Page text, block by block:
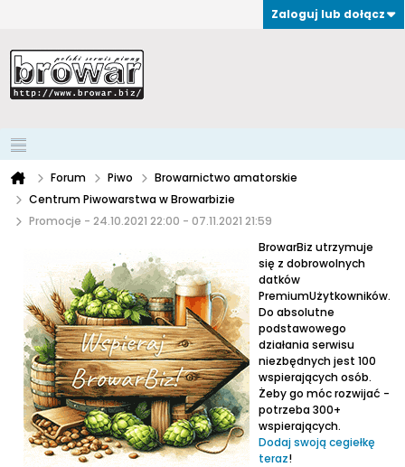
Zaloguj lub dołącz
Forum Piwo
Browarnictwo amatorskie
Centrum Piwowarstwa w Browarbizie
Promocje - 24.10.2021 22:00 - 07.11.2021 21:59
BrowarBiz utrzymuje
się z dobrowolnych
datków
PremiumUżytkowników.
Do absolutne
podstawowego
działania serwisu
niezbędnych jest 100
wspierających osób.
Żeby go móc rozwijać -
potrzeba 300+
wspierających.
Dodaj swoją cegiełkę
teraz!